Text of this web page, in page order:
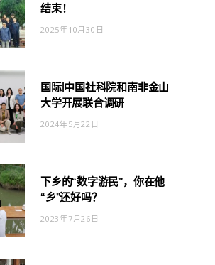
结束！
2025年10月30日
国际|中国社科院和南非金山
大学开展联合调研
2024年5月22日
下乡的“数字游民”，你在他
“乡”还好吗？
2023年7月26日